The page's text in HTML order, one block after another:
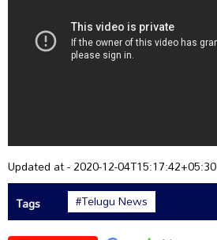
Updated at - 2020-12-04T15:17:42+05:30
Tags
#Telugu News